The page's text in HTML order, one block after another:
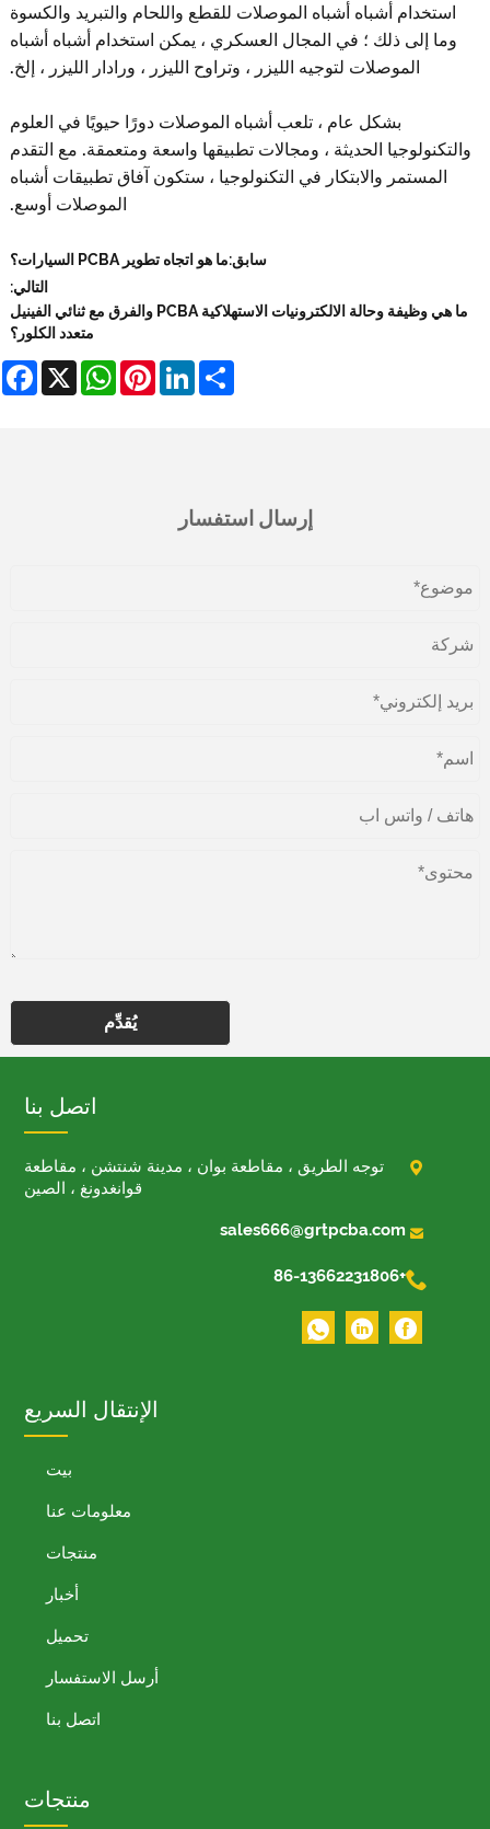
أشباه أشباه الموصلات للقطع واللحام والتبريد والكسوة
إلى ذلك ؛ في المجال العسكري ، يمكن استخدام أشباه أشباه
الموصلات لتوجيه الليزر ، وتراوح الليزر ، ورادار الليزر ، إلخ.
بشكل عام ، تلعب أشباه الموصلات دورًا حيويًا في العلوم
الحديثة ، ومجالات تطبيقها واسعة ومتعمقة. مع التقدم
والابتكار في التكنولوجيا ، ستكون آفاق تطبيقات أشباه
الموصلات أوسع.
ما هو اتجاه تطوير PCBA السيارات؟
ما هي وظيفة وحالة الالكترونيات الاستهلاكية PCBA والفرق مع ثنائي الفينيل
متعدد الكلور؟
Facebook X
WhatsApp
PinterestLinkedIn
إرسال استفسار
اتصل بنا
توجه الطريق ، مقاطعة بوان ، مدينة شنتشن ، مقاطعة
قوانغدونغ ، الصين
sales666@grtpcba.com
الإنتقال السريع
معلومات عنا
أرسل الاستفسار
منتجات